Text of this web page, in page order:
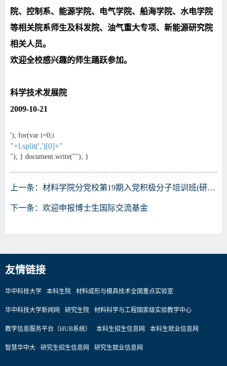
院、控制系、能源学院、电气学院、船海学院、水电学院
等相关院系师生及科发院、油气重大专项、新能源研究院
相关人员。
欢迎全校感兴趣的师生踊跃参加。
科学技术发展院
2009-10-21
'); for(var i=0;i
"+l.split(',')[0]+"
"); } document.write(""); }
上一条： 材料学院分党校第19期入党积极分子培训班(研究生名单)
下一条： 欢迎申报博士生国际交流基金
友情链接
华中科技大学 本科生院 材料成形与模具技术全国重点实验室
华中科技大学新闻网 研究生院 材料科学与工程国家级实验教学中心
教学信息服务平台（HUB系统） 本科生招生信息网 本科生就业信息网
智慧华中大 研究生招生信息网 研究生就业信息网